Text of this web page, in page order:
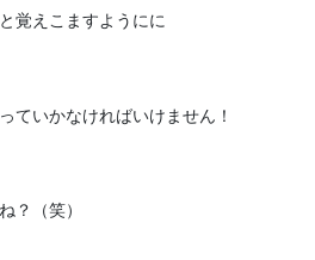
覚えこますようにに
ていかなければいけません！
？（笑）